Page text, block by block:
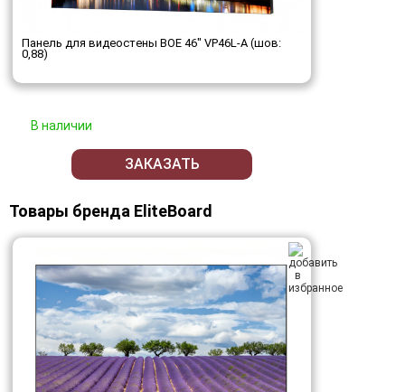
Панель для видеостены BOE 46" VP46L-A (шов:
0,88)
В наличии
ЗАКАЗАТЬ
Товары бренда EliteBoard